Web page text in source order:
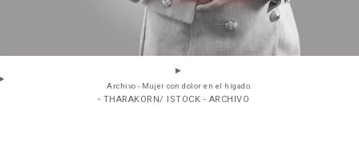
Archivo - Mujer con dolor en el hígado.
- THARAKORN/ ISTOCK - ARCHIVO